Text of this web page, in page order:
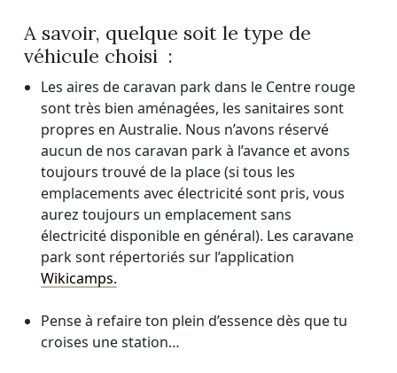
A savoir, quelque soit le type de
véhicule choisi :
Les aires de caravan park dans le Centre rouge
sont très bien aménagées, les sanitaires sont
propres en Australie. Nous n’avons réservé
aucun de nos caravan park à l’avance et avons
toujours trouvé de la place (si tous les
emplacements avec électricité sont pris, vous
aurez toujours un emplacement sans
électricité disponible en général). Les caravane
park sont répertoriés sur l’application
Wikicamps.
Pense à refaire ton plein d’essence dès que tu
croises une station…